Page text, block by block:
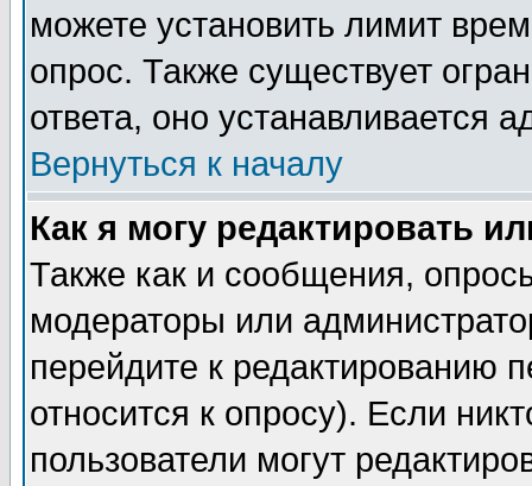
можете установить лимит
опрос. Также существует
ответа, оно устанавливается
Вернуться к началу
Как я могу редактировать
Также как и сообщения,
модераторы или
перейдите к редактированию
относится к опросу). Если
пользователи могут